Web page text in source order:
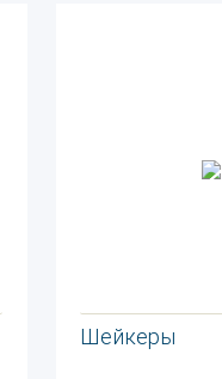
Шейкеры